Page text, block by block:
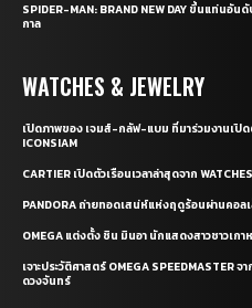
SPIDER-MAN: BRAND NEW DAY ขึ้นแท่นอั
กาล
WATCHES & JEWELRY
เปิดภาพของ เจมส์-กลัฟ-แบม ที่มาร่วมงานเปิด
ICONSIAM
CARTIER เปิดตัวเรือนเวลาล่าสุดจาก
PANDORA ถ่ายทอดเสน่ห์แห่งฤดูร้อนผ่านคอลเ
OMEGA แต่งตั้ง ชิน มินอา นักแสดงสาวชาวเ
เจาะประวัติศาสตร์ OMEGA SPEEDMASTER
ดวงจันทร์